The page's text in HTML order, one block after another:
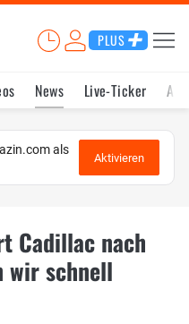
PLUS
News Live-Ticker
als
Aktivieren
Cadillac nach
wir schnell